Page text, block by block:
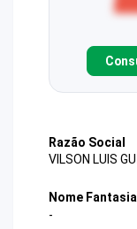
Razão Social
VILSON LUIS
Nome Fantasia
-